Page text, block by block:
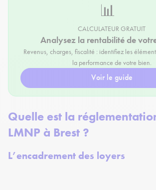
📊
CALCULATEUR GRATUIT
Analysez la rentabilité de
Revenus, charges, fiscalité : identifiez les
la performance de votre bien.
Voir le guide
Quelle est la
LMNP à Brest ?
L’encadrement des loyers